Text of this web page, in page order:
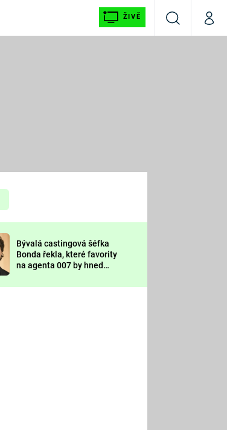
ŽIVĚ
VyhledáváníMůj
Prima LAJK
Sledujte nás
Bývalá castingová šéfka
Bonda řekla, které favority
na agenta 007 by hned